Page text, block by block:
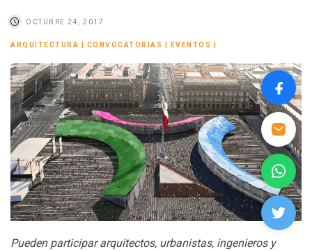
OCTUBRE 24, 2017
ARQUITECTURA CONVOCATORIAS EVENTOS
Pueden participar arquitectos, urbanistas, ingenieros y